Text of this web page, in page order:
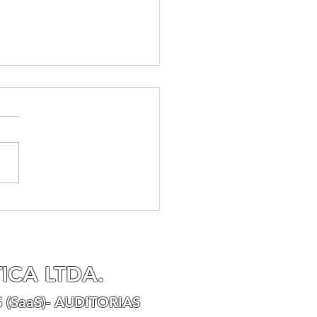
LTDA.
AUDITORIAS